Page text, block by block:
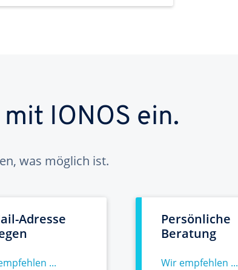
IONOS ein.
was möglich ist.
Adresse
...
Persönliche
Beratung
Wir empfehlen ...